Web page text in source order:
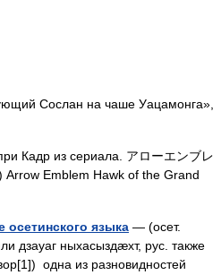
Сослан на чаше Уацамонга»,
Кадр из сериала. アローエンブレ
Emblem Hawk of the Grand
осетинского языка — (осет.
дзауаг ныхасыздæхт, рус. также
одна из разновидностей